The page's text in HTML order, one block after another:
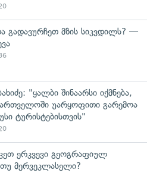
გადავურჩეთ მზის სიკვდილს? —
"ყალბი შინაარსი იქმნება,
უარყოფითი გარემოა
ტურისტებისთვის"
ერკვევი გეოგრაფიულ
თუ მერვეკლასელი?